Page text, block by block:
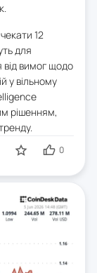
12
для
від вимог щодо
у вільному
рішенням,
0